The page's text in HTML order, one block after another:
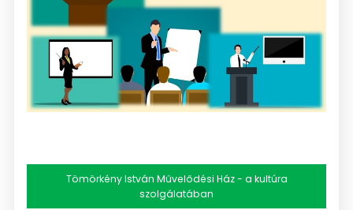
Tömörkény István Művelődési Ház - a kultúra
szolgálatában